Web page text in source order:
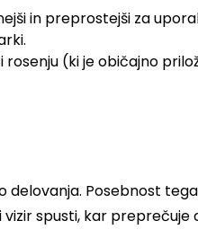
in preprostejši za
(ki je običajno
delovanja. Posebnost
spusti, kar